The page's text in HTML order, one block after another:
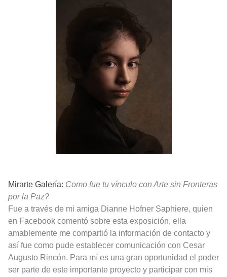
Mirarte Galería: Como fue tu vínculo con Arte sin Fronteras
por la Paz?
Fue a través de mi amiga Dianne Hofner Saphiere, quien
en Facebook comentó sobre esta exposición, ella
amablemente me compartió la información de contacto y
así fue como pude establecer comunicación con Cesar
Augusto Rincón. Para mí es una gran oportunidad el poder
ser parte de este importante proyecto y participar con mis